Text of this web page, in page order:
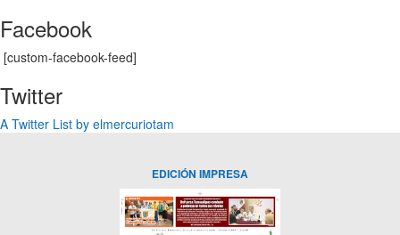
Facebook
[custom-facebook-feed]
Twitter
A Twitter List by elmercuriotam
EDICIÓN IMPRESA